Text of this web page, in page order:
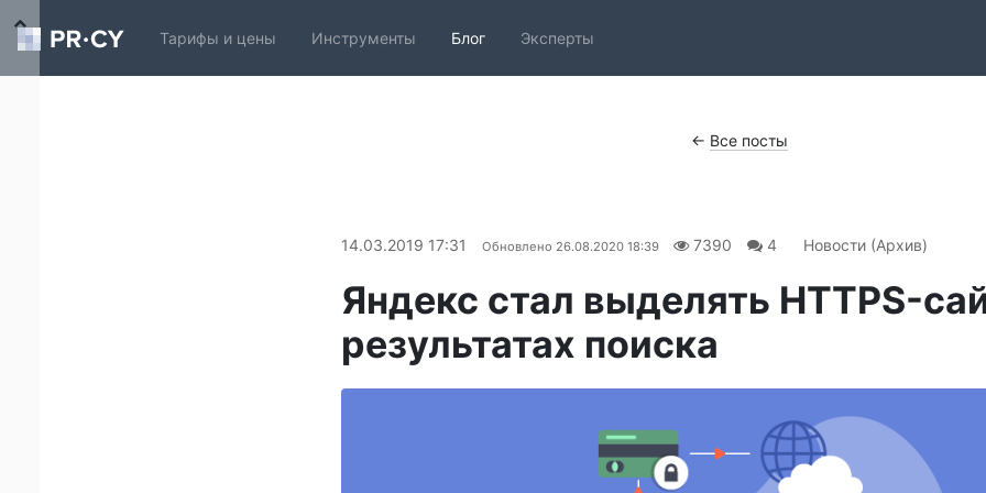
Тарифы и цены Инструменты Блог Эксперты
← Все посты
14.03.2019 17:31 Обновлено 26.08.2020 18:39 7390 4 Новости (Архив)
Яндекс стал выделять HTTPS-
результатах поиска